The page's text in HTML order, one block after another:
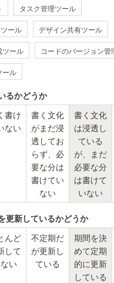
タスク管理ツール
ール デザイン共有ツール
ツール コードのバージョン管
ール
るかどうか
書け
ない
書く文化
がまだ浸
透してお
らず、必
要な分は
書けてい
ない
書く文化
は浸透し
ている
が、まだ
必要な分
は書けて
いない
更新しているかどうか
んど
して
い
不定期だ
が更新し
ている
期間を決
めて定期
的に更新
している